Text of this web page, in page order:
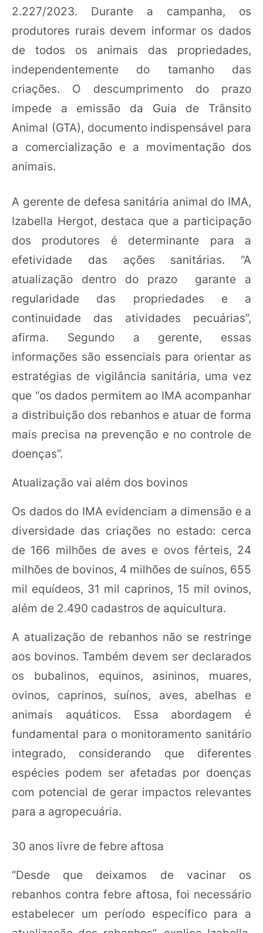
2.227/2023. Durante a campanha, os
produtores rurais devem informar os dados
de todos os animais das propriedades,
independentemente do tamanho das
criações. O descumprimento do prazo
impede a emissão da Guia de Trânsito
Animal (GTA), documento indispensável para
a comercialização e a movimentação dos
animais.
A gerente de defesa sanitária animal do IMA,
Izabella Hergot, destaca que a participação
dos produtores é determinante para a
efetividade das ações sanitárias. “A
atualização dentro do prazo garante a
regularidade das propriedades e a
continuidade das atividades pecuárias”,
afirma. Segundo a gerente, essas
informações são essenciais para orientar as
estratégias de vigilância sanitária, uma vez
que “os dados permitem ao IMA acompanhar
a distribuição dos rebanhos e atuar de forma
mais precisa na prevenção e no controle de
doenças”.
Atualização vai além dos bovinos
Os dados do IMA evidenciam a dimensão e a
diversidade das criações no estado: cerca
de 166 milhões de aves e ovos férteis, 24
milhões de bovinos, 4 milhões de suínos, 655
mil equídeos, 31 mil caprinos, 15 mil ovinos,
além de 2.490 cadastros de aquicultura.
A atualização de rebanhos não se restringe
aos bovinos. Também devem ser declarados
os bubalinos, equinos, asininos, muares,
ovinos, caprinos, suínos, aves, abelhas e
animais aquáticos. Essa abordagem é
fundamental para o monitoramento sanitário
integrado, considerando que diferentes
espécies podem ser afetadas por doenças
com potencial de gerar impactos relevantes
para a agropecuária.
30 anos livre de febre aftosa
“Desde que deixamos de vacinar os
rebanhos contra febre aftosa, foi necessário
estabelecer um período específico para a